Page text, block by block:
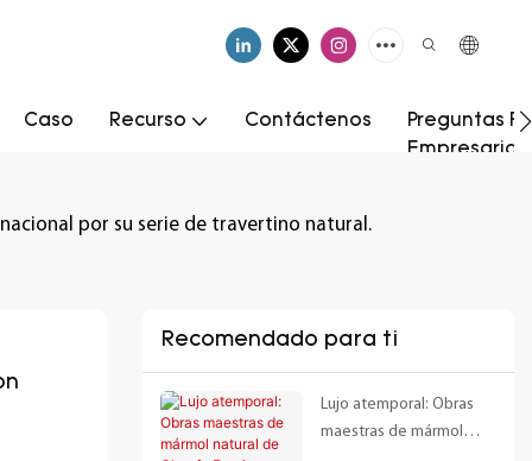
Caso Recurso Contáctenos
Preguntas
por su serie de travertino natural.
Recomendado para ti
Lujo atemporal: Obras
maestras de mármol